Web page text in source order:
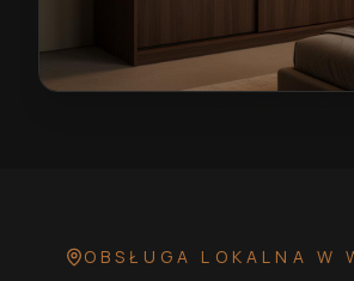
OBSŁUGA LOKALNAW